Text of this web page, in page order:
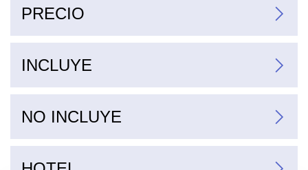
PRECIO
INCLUYE
NO INCLUYE